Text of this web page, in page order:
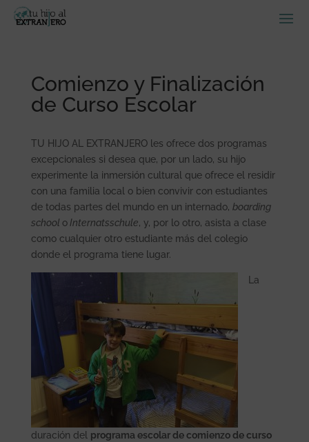
Comienzo y Finalización
de Curso Escolar
TU HIJO AL EXTRANJERO les ofrece dos programas
excepcionales si desea que, por un lado, su hijo
experimente la inmersión cultural que ofrece el residir
con una familia local o bien convivir con estudiantes
de todas partes del mundo en un internado, boarding
school oInternatsschule, y, por lo otro, asista a clase
como cualquier otro estudiante más del colegio
donde el programa tiene lugar.
La
duración del programa escolar de comienzo de curso